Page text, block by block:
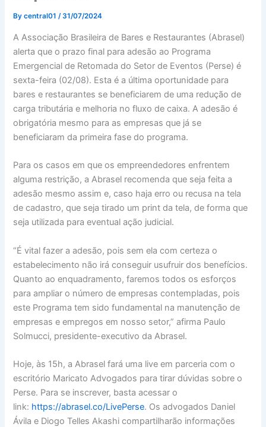
Bycentral01/31/07/2024
A Associação Brasileira de Bares e Restaurantes (Abrasel)
alerta que o prazo final para adesão ao Programa
Emergencial de Retomada do Setor de Eventos (Perse) é
sexta-feira (02/08). Esta é a última oportunidade para
bares e restaurantes se beneficiarem de uma redução de
carga tributária e melhoria no fluxo de caixa. A adesão é
obrigatória mesmo para as empresas que já se
beneficiaram da primeira fase do programa.
Para os casos em que os empreendedores enfrentem
alguma restrição, a Abrasel recomenda que seja feita a
adesão mesmo assim e, caso haja erro ou recusa na tela
de cadastro, que seja tirado um print da tela, de forma que
seja utilizada para eventual ação judicial.
“É vital fazer a adesão, pois sem ela com certeza o
estabelecimento não irá conseguir usufruir dos benefícios.
Quanto ao enquadramento, faremos todos os esforços
para ampliar o número de empresas contempladas, pois
este Programa tem sido fundamental na manutenção de
empresas e empregos em nosso setor,” afirma Paulo
Solmucci, presidente-executivo da Abrasel.
Hoje, às 15h, a Abrasel fará uma live em parceria com o
escritório Maricato Advogados para tirar dúvidas sobre o
Perse. Para se inscrever, basta acessar o
link: https://abrasel.co/LivePerse. Os advogados Daniel
Ávila e Diogo Telles Akashi compartilharão informações